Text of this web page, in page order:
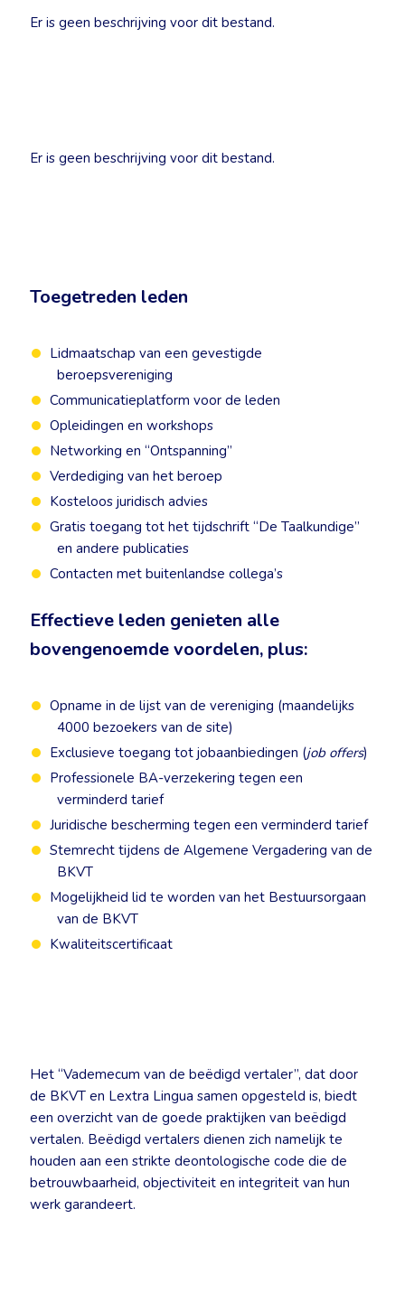
Er is geen beschrijving voor dit bestand.
Er is geen beschrijving voor dit bestand.
Toegetreden leden
Lidmaatschap van een gevestigde
beroepsvereniging
Communicatieplatform voor de leden
Opleidingen en workshops
Networking en “Ontspanning”
Verdediging van het beroep
Kosteloos juridisch advies
Gratis toegang tot het tijdschrift “De Taalkundige”
en andere publicaties
Contacten met buitenlandse collega’s
Effectieve leden genieten alle
bovengenoemde voordelen, plus:
Opname in de lijst van de vereniging (maandelijks
4000 bezoekers van de site)
Exclusieve toegang tot jobaanbiedingen (job offers)
Professionele BA-verzekering tegen een
verminderd tarief
Juridische bescherming tegen een verminderd tarief
Stemrecht tijdens de Algemene Vergadering van de
BKVT
Mogelijkheid lid te worden van het Bestuursorgaan
van de BKVT
Kwaliteitscertificaat
Het “Vademecum van de beëdigd vertaler”, dat door
de BKVT en Lextra Lingua samen opgesteld is, biedt
een overzicht van de goede praktijken van beëdigd
vertalen. Beëdigd vertalers dienen zich namelijk te
houden aan een strikte deontologische code die de
betrouwbaarheid, objectiviteit en integriteit van hun
werk garandeert.